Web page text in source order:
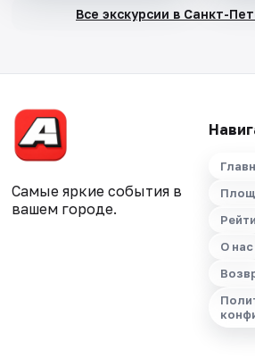
Все экскурсии в Санкт-
Самые яркие события в
вашем городе.
О нас